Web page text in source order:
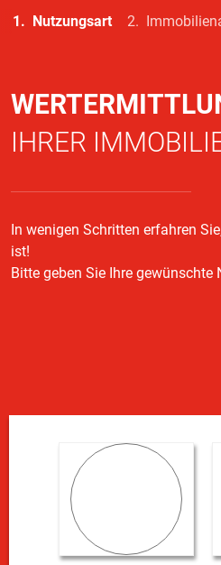
Nutzungsart
IHRER
In wenigen Schritten erfahren
ist!
Bitte geben Sie Ihre gewünschte